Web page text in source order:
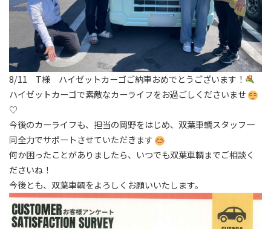
8/11 T様 ハイゼットカーゴご納車おめでとうございます！
ハイゼットカーゴで素敵なカーライフをお過ごしくださいませ
♡
今後のカーライフも、担当の岡野をはじめ、双葉車輌スタッフ一
同全力でサポートさせていただきます
何か困ったことがありましたら、いつでも双葉車輌までご相談く
ださいね！
今後とも、双葉車輌をよろしくお願いいたします。